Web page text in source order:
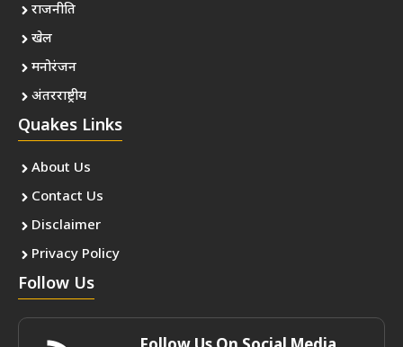
राजनीति
खेल
मनोरंजन
अंतरराष्ट्रीय
Quakes Links
About Us
Contact Us
Disclaimer
Privacy Policy
Follow Us